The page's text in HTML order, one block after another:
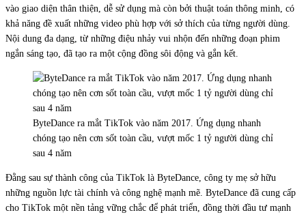
vào giao diện thân thiện, dễ sử dụng mà còn bởi thuật toán thông minh, có
khả năng đề xuất những video phù hợp với sở thích của từng người dùng.
Nội dung đa dạng, từ những điệu nhảy vui nhộn đến những đoạn phim
ngắn sáng tạo, đã tạo ra một cộng đồng sôi động và gắn kết.
ByteDance ra mắt TikTok vào năm 2017. Ứng dụng nhanh
chóng tạo nên cơn sốt toàn cầu, vượt mốc 1 tỷ người dùng chỉ
sau 4 năm
Đằng sau sự thành công của TikTok là ByteDance, công ty mẹ sở hữu
những nguồn lực tài chính và công nghệ mạnh mẽ. ByteDance đã cung cấp
cho TikTok một nền tảng vững chắc để phát triển, đồng thời đầu tư mạnh